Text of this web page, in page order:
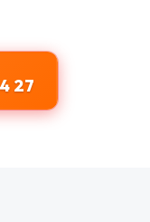
27